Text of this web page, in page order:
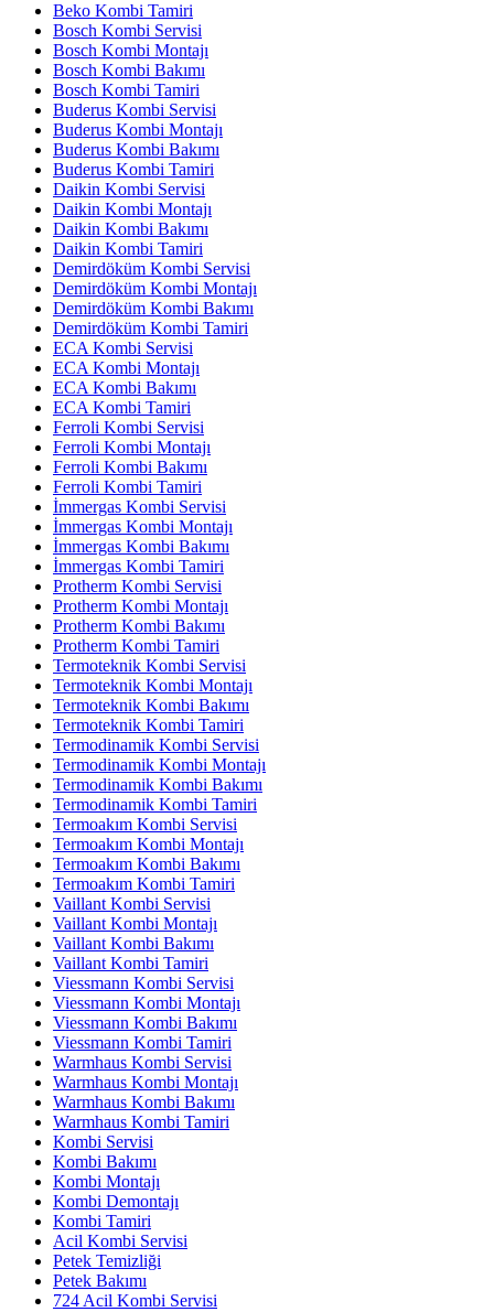
Beko Kombi Tamiri
Bosch Kombi Servisi
Bosch Kombi Montajı
Bosch Kombi Bakımı
Bosch Kombi Tamiri
Buderus Kombi Servisi
Buderus Kombi Montajı
Buderus Kombi Bakımı
Buderus Kombi Tamiri
Daikin Kombi Servisi
Daikin Kombi Montajı
Daikin Kombi Bakımı
Daikin Kombi Tamiri
Demirdöküm Kombi Servisi
Demirdöküm Kombi Montajı
Demirdöküm Kombi Bakımı
Demirdöküm Kombi Tamiri
ECA Kombi Servisi
ECA Kombi Montajı
ECA Kombi Bakımı
ECA Kombi Tamiri
Ferroli Kombi Servisi
Ferroli Kombi Montajı
Ferroli Kombi Bakımı
Ferroli Kombi Tamiri
İmmergas Kombi Servisi
İmmergas Kombi Montajı
İmmergas Kombi Bakımı
İmmergas Kombi Tamiri
Protherm Kombi Servisi
Protherm Kombi Montajı
Protherm Kombi Bakımı
Protherm Kombi Tamiri
Termoteknik Kombi Servisi
Termoteknik Kombi Montajı
Termoteknik Kombi Bakımı
Termoteknik Kombi Tamiri
Termodinamik Kombi Servisi
Termodinamik Kombi Montajı
Termodinamik Kombi Bakımı
Termodinamik Kombi Tamiri
Termoakım Kombi Servisi
Termoakım Kombi Montajı
Termoakım Kombi Bakımı
Termoakım Kombi Tamiri
Vaillant Kombi Servisi
Vaillant Kombi Montajı
Vaillant Kombi Bakımı
Vaillant Kombi Tamiri
Viessmann Kombi Servisi
Viessmann Kombi Montajı
Viessmann Kombi Bakımı
Viessmann Kombi Tamiri
Warmhaus Kombi Servisi
Warmhaus Kombi Montajı
Warmhaus Kombi Bakımı
Warmhaus Kombi Tamiri
Kombi Servisi
Kombi Bakımı
Kombi Montajı
Kombi Demontajı
Kombi Tamiri
Acil Kombi Servisi
Petek Temizliği
Petek Bakımı
724 Acil Kombi Servisi